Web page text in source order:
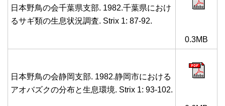
日本野鳥の会千葉県支部. 1982.千葉県におけ
るサギ類の生息状況調査. Strix 1: 87-92.
0.3MB
日本野鳥の会静岡支部. 1982.静岡市における
アオバズクの分布と生息環境. Strix 1: 93-102.